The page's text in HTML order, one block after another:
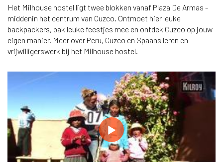
Het Milhouse hostel ligt twee blokken vanaf Plaza De Armas -
middenin het centrum van Cuzco. Ontmoet hier leuke
backpackers, pak leuke feestjes mee en ontdek Cuzco op jouw
eigen manier. Meer over Peru, Cuzco en Spaans leren en
vrijwilligerswerk bij het Milhouse hostel.